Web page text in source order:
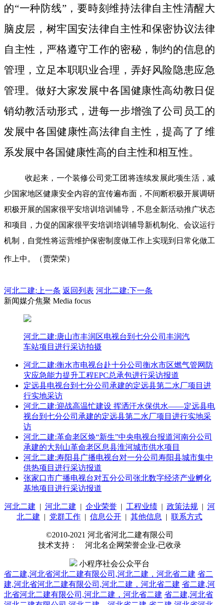
的“一种防线”，要時刻维持法律自主性清醒大
脑皮层，树牢国安法律自主性和保密协议法律
自主性，严格遵守工作的密秘，制约的信息的
管理，立足本职职业合理，弄好风险隐患应急
管理。做好大家发展中各国健康性高幼教日促
销幼教活动形式，进每一步增強了公司员工的
发展中各国健康性高法律自主性，提高了了维
系发展中各国健康性高的自主性和相互性。
收起来，一个装修公司党工团将连续发展此项生活，减
少国家地区健康安全内容的宜传遍布面，不间断积极开展调研
积极开展的国家很平安培训培训辅导，不息全新活动推广状态
和项目，力促的国家很平安培训培训辅导新机制化、会议运行
机制，自觉性将运营维护保密制度做工作上实现到日常化做工
作上中。（贾荣荣）
河北二建: 上一条 返回列表 河北二建:下一条
新闻媒介焦聚 Media focus
河北二建:唐山市丰润区电视台到七分公司丰润汽
车站项目进行采访拍摄
河北二建:衡水市电视台赴十分公司衡水市区燃气管网防
灾应急能力提升工程EPC总承包进行采访报道
定远县电视台到七分公司承建的定远县第二水厂项目进
行实地采访
河北二建:迎战高温忙建设 挥洒汗水保供水——定远县电
视台到七分公司承建的定远县第二水厂项目进行实地采
访
河北二建:革命老区焕“新生”中央电视台报道河南分公司
承建的大别山革命老区息县淮河城市供水项目
河北二建:寿阳县广播电视台对一分公司寿阳县城市集中
供热项目进行采访报道
张家口市广播电视台对五分公司张北数字经济产业孵化
基地项目进行采访报道
河北二建 | 河北二建 | 企业荣誉| 工程业绩| 政策法规| 河
北二建 | 党群工作 | 信息公开 | 其他信息 | 联系方式
©2010-2021 河北省河北二建有限公司
技术支持： 河北名企网荣誉企业-已收录
小程序社会公众平台
省二建,河北省河北二建有限公司,河北二建，河北省二建 省二
建,河北省河北二建有限公司,河北二建，河北省二建 省二建,河
北省河北二建有限公司,河北二建，河北省二建 省二建,河北省